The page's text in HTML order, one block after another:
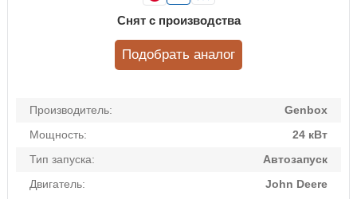
Производитель:
Genbox
Мощность:
24 кВт
Тип запуска:
Автозапуск
Двигатель:
John Deere
Снят с производства
Подобрать аналог